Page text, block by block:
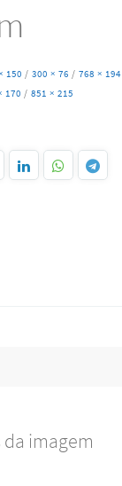
150 / 300 × 76 / 768 × 194
170 / 851 × 215
imagem